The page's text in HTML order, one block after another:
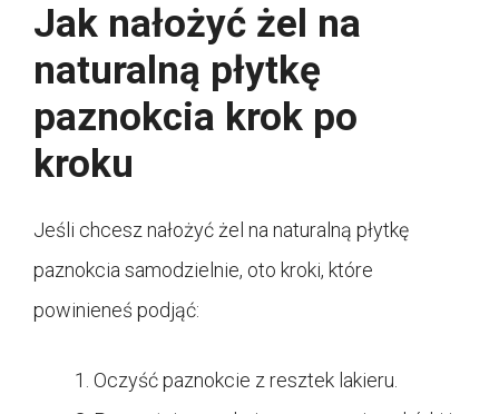
Jak nałożyć żel na
naturalną płytkę
paznokcia krok po
kroku
Jeśli chcesz nałożyć żel na naturalną płytkę
paznokcia samodzielnie, oto kroki, które
powinieneś podjąć:
Oczyść paznokcie z resztek lakieru.